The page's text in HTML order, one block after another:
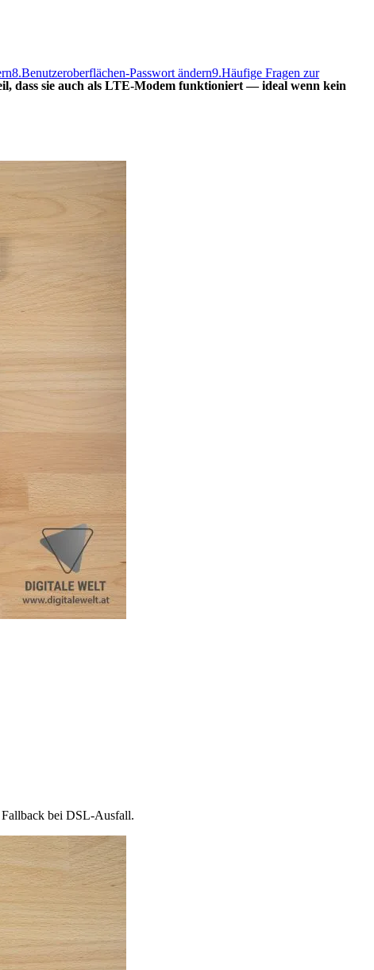
8.Benutzeroberflächen-Passwort ändern9.Häufige Fragen zur
dass sie auch als LTE-Modem funktioniert — ideal wenn kein
bei DSL-Ausfall.